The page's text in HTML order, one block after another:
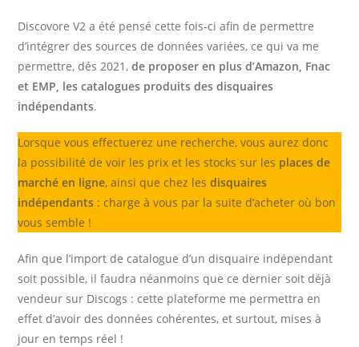
Discovore V2 a été pensé cette fois-ci afin de permettre
d’intégrer des sources de données variées, ce qui va me
permettre, dés 2021,de proposer en plus d’Amazon, Fnac
et EMP, les catalogues produits des disquaires
indépendants.
Lorsque vous effectuerez une recherche, vous aurez donc
la possibilité de voir les prix et les stocks sur les places de
marché en ligne, ainsi que chez lesdisquaires
indépendants : charge à vous par la suite d’acheter où bon
vous semble !
Afin que l’import de catalogue d’un disquaire indépendant
soit possible, il faudra néanmoins que ce dernier soit déjà
vendeur sur Discogs : cette plateforme me permettra en
effet d’avoir des données cohérentes, et surtout, mises à
jour en temps réel !